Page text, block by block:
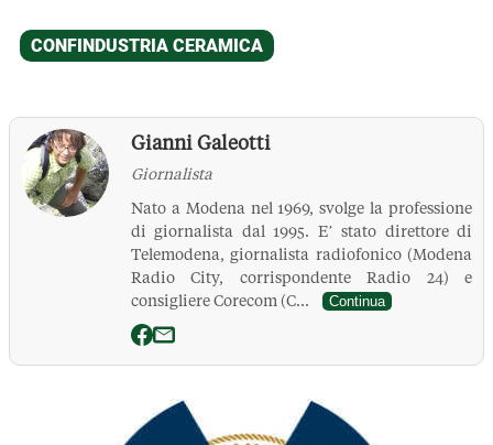
Gianni Galeotti
Giornalista
Nato a Modena nel 1969, svolge la professione
di giornalista dal 1995. E’ stato direttore di
Telemodena, giornalista radiofonico (Modena
Radio City, corrispondente Radio 24) e
consigliere Corecom (C...
Continua